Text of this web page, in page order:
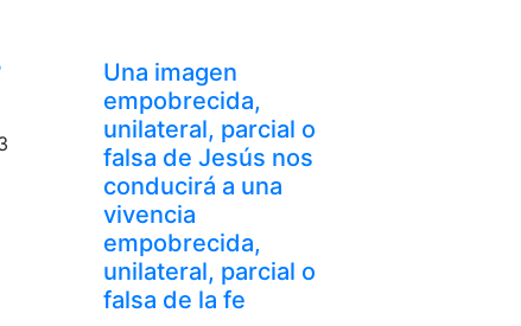
Una imagen
empobrecida,
unilateral, parcial o
falsa de Jesús nos
conducirá a una
vivencia
empobrecida,
unilateral, parcial o
falsa de la fe